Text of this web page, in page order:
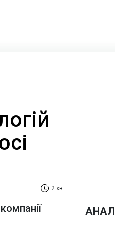
2 хв